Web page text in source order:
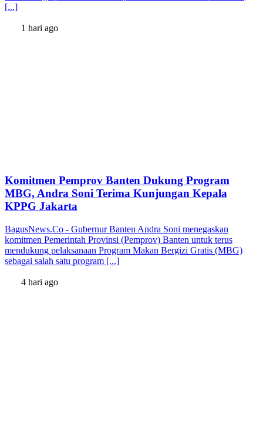
[...]
1 hari ago
Komitmen Pemprov Banten Dukung Program
MBG, Andra Soni Terima Kunjungan Kepala
KPPG Jakarta
BagusNews.Co - Gubernur Banten Andra Soni menegaskan
komitmen Pemerintah Provinsi (Pemprov) Banten untuk terus
mendukung pelaksanaan Program Makan Bergizi Gratis (MBG)
sebagai salah satu program [...]
4 hari ago